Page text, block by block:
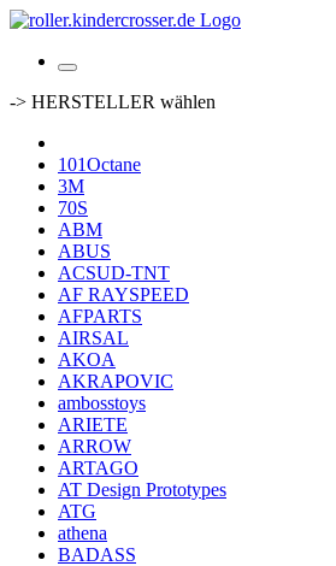
-> HERSTELLER wählen
101Octane
3M
70S
ABM
ABUS
ACSUD-TNT
AF RAYSPEED
AFPARTS
AIRSAL
AKOA
AKRAPOVIC
ambosstoys
ARIETE
ARROW
ARTAGO
AT Design Prototypes
ATG
athena
BADASS